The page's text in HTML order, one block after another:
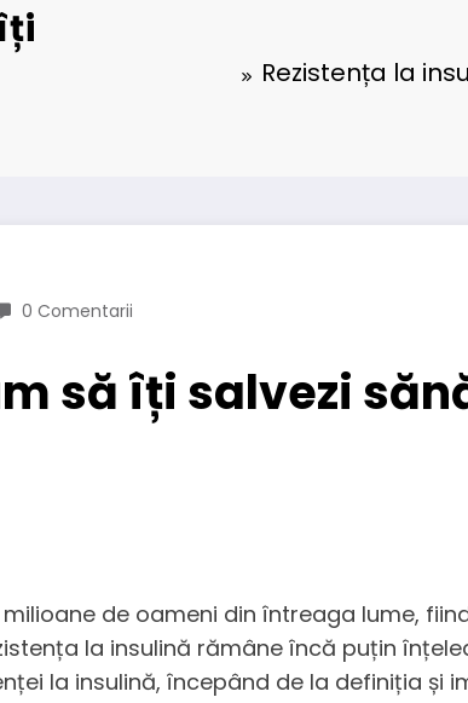
Rezistența la
0 Comentarii
să îți salvezi
de oameni din întreaga lume,
la insulină rămâne încă puțin
la insulină, începând de la definiția și